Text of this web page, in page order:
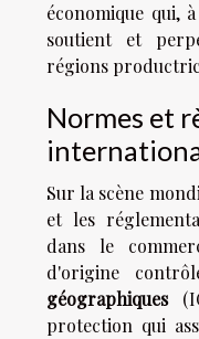
économique qui,
soutient et
régions
Normes et
Sur la scène
et les
dans le
d'origine
géographiques
protection qui